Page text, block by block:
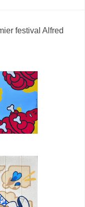
festival Alfred